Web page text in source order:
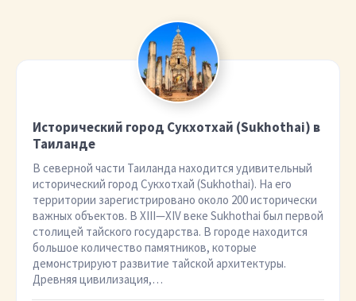
Исторический город Сукхотхай (Sukhothai) в
Таиланде
В северной части Таиланда находится удивительный
исторический город Сукхотхай (Sukhothai). На его
территории зарегистрировано около 200 исторически
важных объектов. В XIII—XIV веке Sukhothai был первой
столицей тайского государства. В городе находится
большое количество памятников, которые
демонстрируют развитие тайской архитектуры.
Древняя цивилизация,…